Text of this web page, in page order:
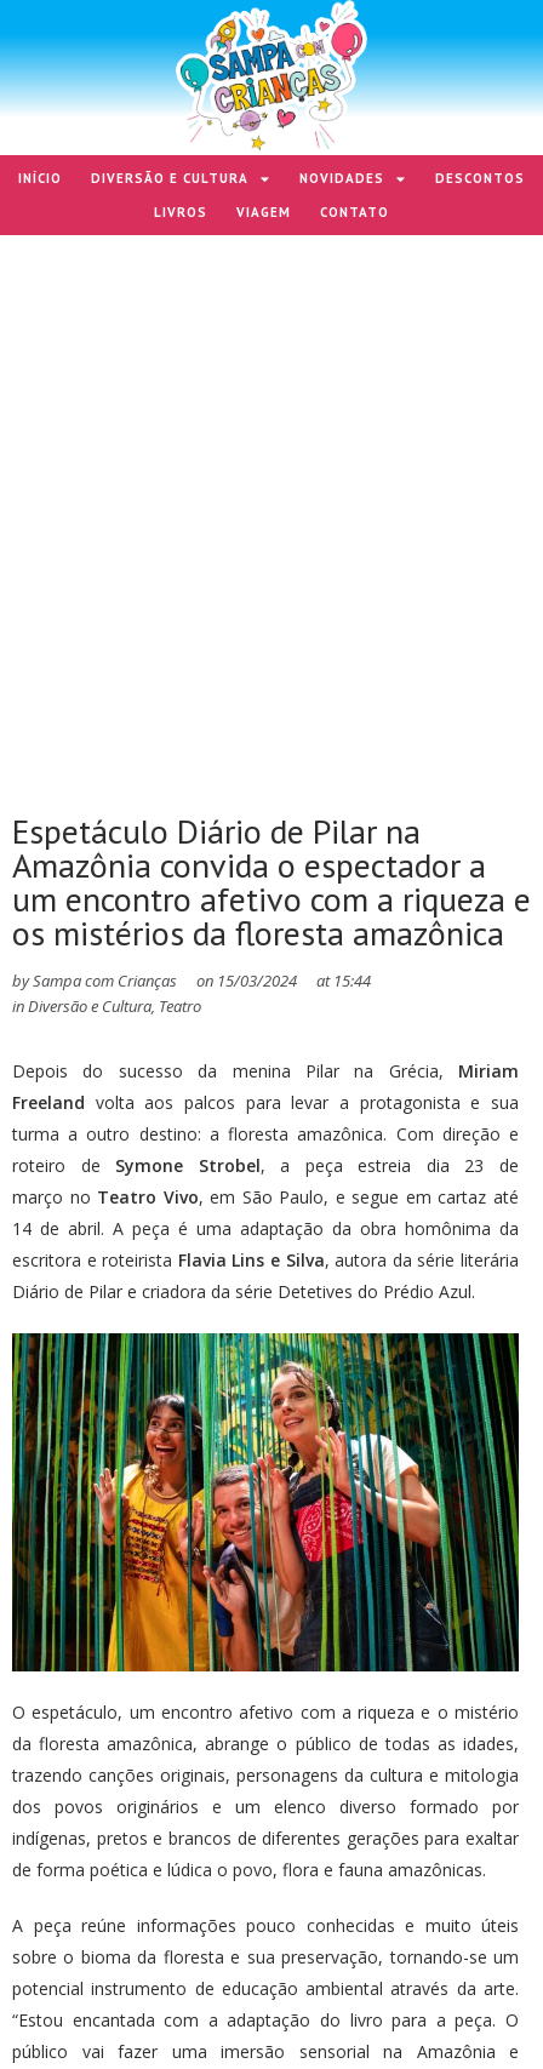
INÍCIO DIVERSÃO E CULTURA NOVIDADES
DESCONTOS
LIVROS
VIAGEM CONTATO
Espetáculo Diário de Pilar na
Amazônia convida o espectador a
um encontro afetivo com a riqueza e
os mistérios da floresta amazônica
bySampa com Crianças on 15/03/2024 at 15:44
inDiversão e Cultura, Teatro
Depois do sucesso da menina Pilar na Grécia, Miriam
Freeland volta aos palcos para levar a protagonista e sua
turma a outro destino: a floresta amazônica. Com direção e
roteiro de Symone Strobel, a peça estreia dia 23 de
março no Teatro Vivo, em São Paulo, e segue em cartaz até
14 de abril. A peça é uma adaptação da obra homônima da
escritora e roteirista Flavia Lins e Silva, autora da série literária
Diário de Pilar e criadora da série Detetives do Prédio Azul.
O espetáculo, um encontro afetivo com a riqueza e o mistério
da floresta amazônica, abrange o público de todas as idades,
trazendo canções originais, personagens da cultura e mitologia
dos povos originários e um elenco diverso formado por
indígenas, pretos e brancos de diferentes gerações para exaltar
de forma poética e lúdica o povo, flora e fauna amazônicas.
A peça reúne informações pouco conhecidas e muito úteis
sobre o bioma da floresta e sua preservação, tornando-se um
potencial instrumento de educação ambiental através da arte.
“Estou encantada com a adaptação do livro para a peça. O
público vai fazer uma imersão sensorial na Amazônia e